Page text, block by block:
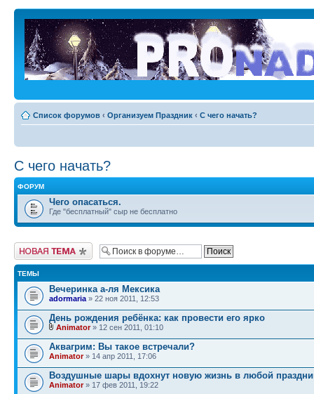
Список форумов ‹ Организуем Праздник ‹ С чего начать?
С чего начать?
ФОРУМ
Чего опасаться.
Где "бесплатный" сыр не бесплатно
Новая тема
ТЕМЫ
Вечеринка а-ля Мексика
adormaria » 22 ноя 2011, 12:53
День рождения ребёнка: как провести его ярко
Animator» 12 сен 2011, 01:10
Аквагрим: Вы такое встречали?
Animator» 14 апр 2011, 17:06
Воздушные шары вдохнут новую жизнь в любой
Animator» 17 фев 2011, 19:22